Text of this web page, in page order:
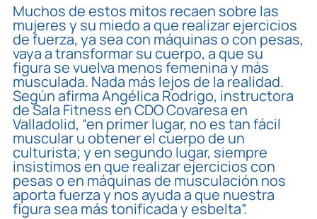
Muchos de estos mitos recaen sobre las
mujeres y su miedo a que realizar ejercicios
de fuerza, ya sea con máquinas o con pesas,
vaya a transformar su cuerpo, a que su
figura se vuelva menos femenina y más
musculada. Nada más lejos de la realidad.
Según afirma Angélica Rodrigo, instructora
de Sala Fitness en CDO Covaresa en
Valladolid, “en primer lugar, no es tan fácil
muscular u obtener el cuerpo de un
culturista; y en segundo lugar, siempre
insistimos en que realizar ejercicios con
pesas o en máquinas de musculación nos
aporta fuerza y nos ayuda a que nuestra
figura sea más tonificada y esbelta”.